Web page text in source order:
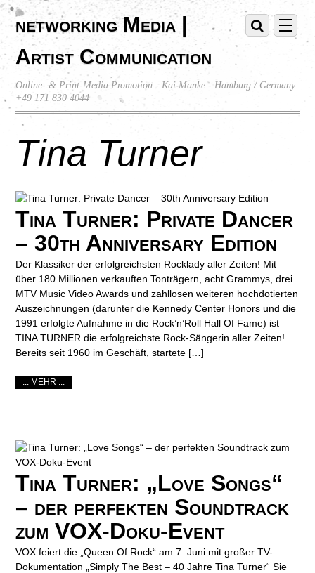
networking Media |
Artist Communication
Online- & Print-Media Promotion - Kai Manke - Hamburg / Germany
+49 171 830 4044
Tina Turner
Tina Turner: Private Dancer
– 30th Anniversary Edition
Der Klassiker der erfolgreichsten Rocklady aller Zeiten! Mit
über 180 Millionen verkauften Tonträgern, acht Grammys, drei
MTV Music Video Awards und zahllosen weiteren hochdotierten
Auszeichnungen (darunter die Kennedy Center Honors und die
1991 erfolgte Aufnahme in die Rock’n’Roll Hall Of Fame) ist
TINA TURNER die erfolgreichste Rock-Sängerin aller Zeiten!
Bereits seit 1960 im Geschäft, startete […]
... MEHR ...
Tina Turner: „Love Songs“
– der perfekten Soundtrack
zum VOX-Doku-Event
VOX feiert die „Queen Of Rock“ am 7. Juni mit großer TV-
Dokumentation „Simply The Best – 40 Jahre Tina Turner“ Sie